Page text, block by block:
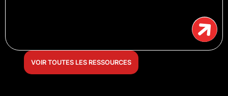
VOIR TOUTES LES RESSOURCES